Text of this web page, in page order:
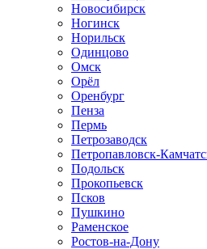
Новосибирск
Ногинск
Норильск
Одинцово
Омск
Орёл
Оренбург
Пенза
Пермь
Петрозаводск
Петропавловск-
Подольск
Прокопьевск
Псков
Пушкино
Раменское
Ростов-на-Дону